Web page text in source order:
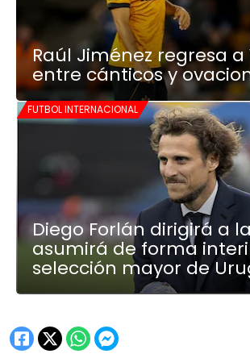
Raúl Jiménez regresa a
entre cánticos y
FUTBOL INTERNACIONAL
Diego Forlán dirigirá a
asumirá de forma
selección mayor de